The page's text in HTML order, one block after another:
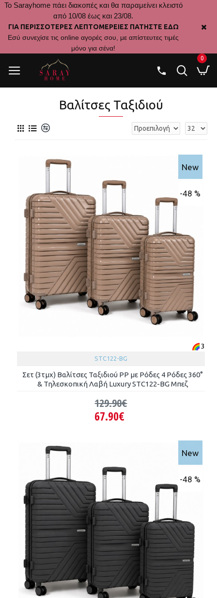
Το Sarayhome πάει διακοπές και θα παραμείνει κλειστό
από 10/08 έως και 23/08.
ΓΙΑ ΠΕΡΙΣΣΟΤΕΡΕΣ ΛΕΠΤΟΜΕΡΕΙΕΣ ΠΑΤΗΣΤΕ ΕΔΩ
Εσύ συνεχίσε τις online αγορές σου, με απίστευτες τιμές
μόνο για σένα!
0
Βαλίτσες Ταξιδιού
New
-48 %
3
STC122-BG
Σετ (3τμχ) Βαλίτσες Ταξιδιού PP με Ρόδες 4 Ρόδες 360°
& Τηλεσκοπική Λαβή Luxury STC122-BG Μπεζ
67.90€
129.90€
New
-48 %